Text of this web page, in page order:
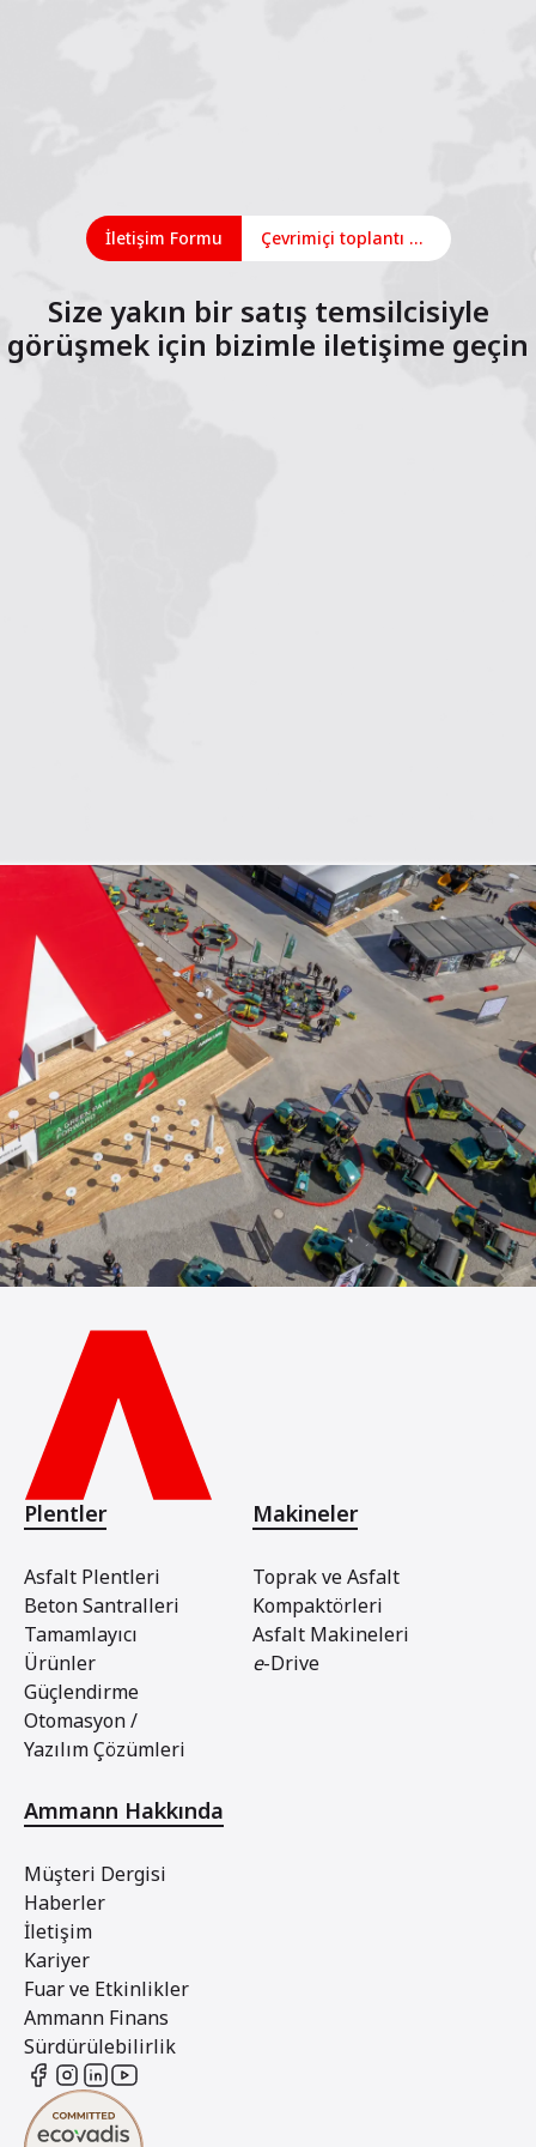
İletişim Formu Çevrimiçi toplantı planlayın
Size yakın bir satış temsilcisiyle
görüşmek için bizimle iletişime geçin
Plentler
Asfalt Plentleri
Beton Santralleri
Tamamlayıcı
Ürünler
Güçlendirme
Otomasyon /
Yazılım Çözümleri
Makineler
Toprak ve Asfalt
Kompaktörleri
Asfalt Makineleri
e-Drive
Ammann Hakkında
Müşteri Dergisi
Haberler
İletişim
Kariyer
Fuar ve Etkinlikler
Ammann Finans
Sürdürülebilirlik